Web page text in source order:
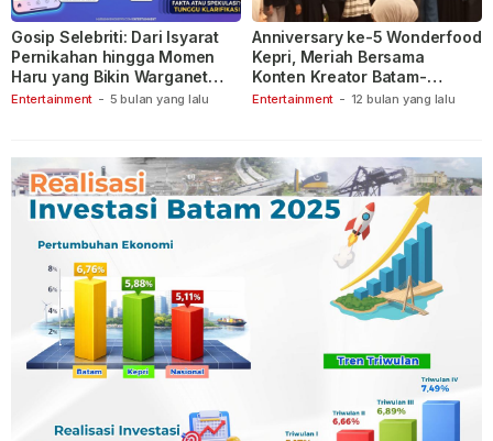
Entertainment - 5 bulan yang lalu
Gosip Selebriti: Dari Isyarat
Pernikahan hingga Momen
Haru yang Bikin Warganet
Berspekulasi
Entertainment - 12 bulan yang lalu
Anniversary ke-5 Wonderfood
Kepri, Meriah Bersama
Konten Kreator Batam-
Tanjungpinang